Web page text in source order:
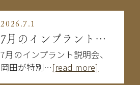
2026.7.1
7月のインプラント説明会
7月のインプラント説明会、
岡田が特別…[read more]